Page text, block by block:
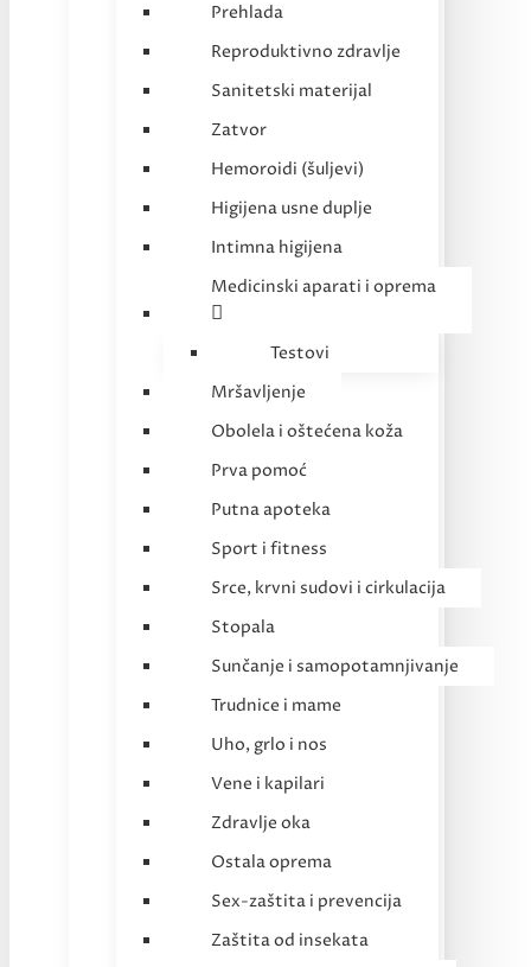
Prehlada
Reproduktivno zdravlje
Sanitetski materijal
Zatvor
Hemoroidi (šuljevi)
Higijena usne duplje
Intimna higijena
Medicinski aparati i oprema
Testovi
Mršavljenje
Obolela i oštećena koža
Prva pomoć
Putna apoteka
Sport i fitness
Srce, krvni sudovi i cirkulacija
Stopala
Sunčanje i samopotamnjivanje
Trudnice i mame
Uho, grlo i nos
Vene i kapilari
Zdravlje oka
Ostala oprema
Sex-zaštita i prevencija
Zaštita od insekata